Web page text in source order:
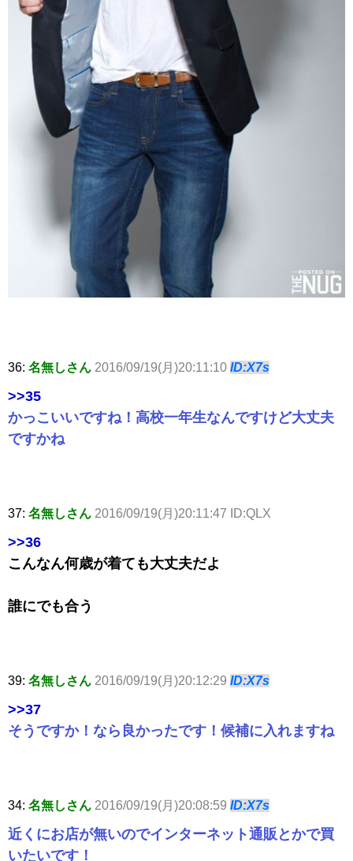
36: 名無しさん 2016/09/19(月)20:11:10 ID:X7s
>>35
かっこいいですね！高校一年生なんですけど大丈夫
ですかね
37: 名無しさん 2016/09/19(月)20:11:47 ID:QLX
>>36
こんなん何歳が着ても大丈夫だよ
誰にでも合う
39: 名無しさん 2016/09/19(月)20:12:29 ID:X7s
>>37
そうですか！なら良かったです！候補に入れますね
34: 名無しさん 2016/09/19(月)20:08:59 ID:X7s
近くにお店が無いのでインターネット通販とかで買
いたいです！